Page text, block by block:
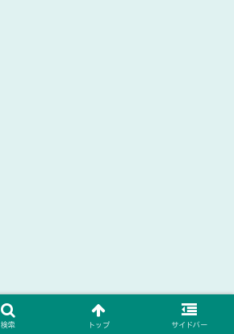
検索 トップ サイドバー